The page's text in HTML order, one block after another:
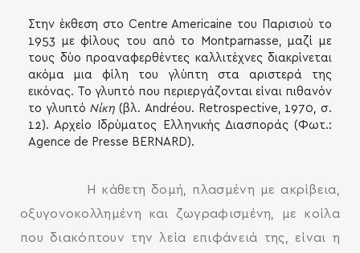
Στην έκθεση στο Centre Americaine του Παρισιού το
1953 με φίλους του από το Montparnasse, μαζί με
τους δύο προαναφερθέντες καλλιτέχνες διακρίνεται
ακόμα μια φίλη του γλύπτη στα αριστερά της
εικόνας. Το γλυπτό που περιεργάζονται είναι πιθανόν
το γλυπτό Νίκη (βλ. Andréou. Retrospective, 1970, σ.
12). Αρχείο Ιδρύματος Ελληνικής Διασποράς (Φωτ.:
Agence de Presse BERNARD).
Η κάθετη δομή, πλασμένη με ακρίβεια,
οξυγονοκολλημένη και ζωγραφισμένη, με κοίλα
που διακόπτουν την λεία επιφάνειά της, είναι η